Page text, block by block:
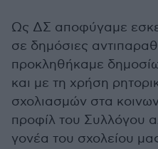
Ως ΔΣ αποφύγαμε
σε δημόσιες
προκληθήκαμε
και με τη χρήση
σχολιασμών στα
προφίλ του Συλλόγου
γονέα του σχολείου